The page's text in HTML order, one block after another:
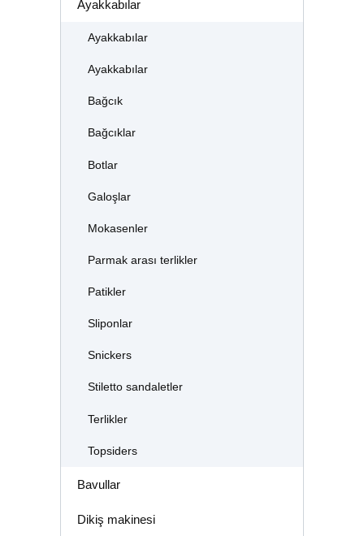
Ayakkabılar
Ayakkabılar
Ayakkabılar
Bağcık
Bağcıklar
Botlar
Galoşlar
Mokasenler
Parmak arası terlikler
Patikler
Sliponlar
Snickers
Stiletto sandaletler
Terlikler
Topsiders
Bavullar
Dikiş makinesi